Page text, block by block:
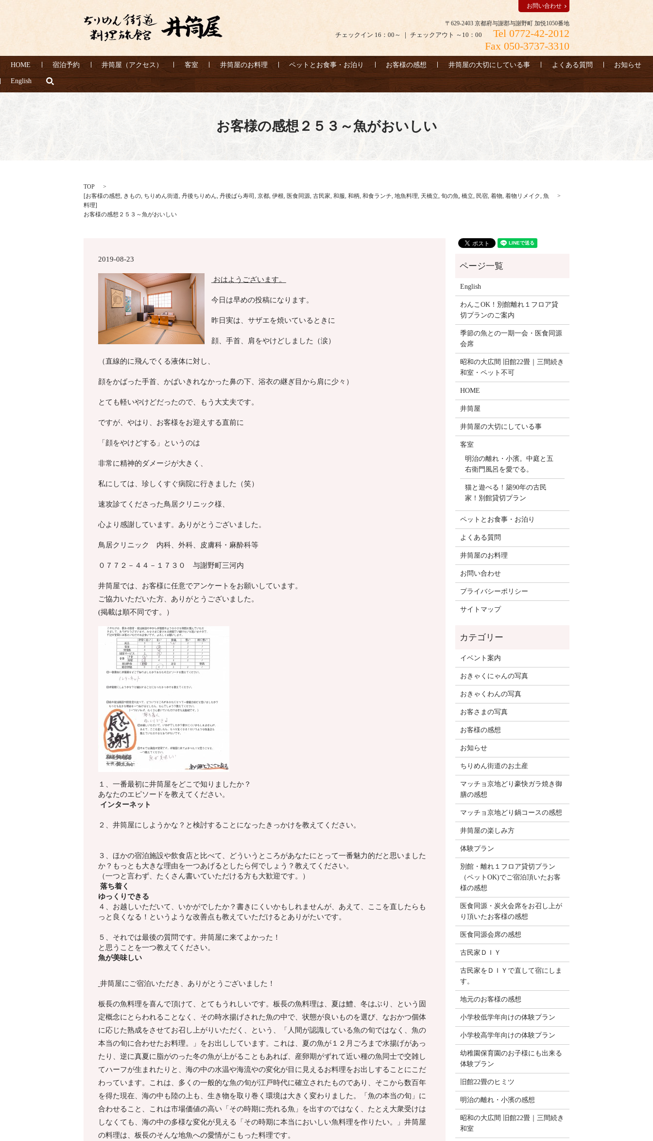
〒629-2403 京都府与謝郡与謝野町 加悦1050番地
チェックイン 16：00～ ｜ チェックアウト ～10：00
Tel 0772-42-2012
Fax 050-3737-3310
お問い合わせ
HOME 宿泊予約 井筒屋（アクセス） 客室 井筒屋のお料理 ペットとお食事・お泊り お客様の感想 井筒屋の大切にしている事 よくある質問 お知らせ
English
お客様の感想２５３～魚がおいしい
TOP
[お客様の感想, きもの, ちりめん街道, 丹後ちりめん, 丹後ばら寿司 , 京都, 伊根, 医食同源, 古民家, 和服, 和柄, 和食ランチ, 地魚料理, 天橋立, 旬の魚, 橋立, 民宿, 着物, 着物リメイク, 魚
料理]
お客様の感想２５３～魚がおいしい
2019-08-23
おはようございます。
今日は早めの投稿になります。
昨日実は、サザエを焼いているときに
顔、手首、肩をやけどしました（涙）
（直線的に飛んでくる液体に対し、
顔をかばった手首、かばいきれなかった鼻の下、浴衣の継ぎ目から肩に少々）
とても軽いやけどだったので、もう大丈夫です。
ですが、やはり、お客様をお迎えする直前に
「顔をやけどする」というのは
非常に精神的ダメージが大きく、
私にしては、珍しくすぐ病院に行きました（笑）
速攻診てくださった鳥居クリニック様、
心より感謝しています。ありがとうございました。
鳥居クリニック 内科、外科、皮膚科・麻酔科等
０７７２－４４－１７３０ 与謝野町三河内
井筒屋では、お客様に任意でアンケートをお願いしています。
ご協力いただいた方、ありがとうございました。
(掲載は順不同です。）
１、一番最初に井筒屋をどこで知りましたか？
あなたのエピソードを教えてください。
インターネット
２、井筒屋にしようかな？ と検討することになったきっかけを教えてください。
３、ほかの宿泊施設や飲食店と比べて、 どういうところがあなたにとって一番魅力的だと思いました
か？もっとも大きな理由を一つあげるとしたら何でしょう？ 教えてください。
（一つと言わず、たくさん書いていただける方も大歓迎です。）
落ち着く
ゆっくりできる
４、お越しいただいて、いかがでしたか？ 書きにくいかもしれませんが、 あえて、ここを直したらも
っと良くなる！ というような改善点も教えていただけるとありがたいです。
５、それでは最後の質問です。井筒屋に来てよかった！
と思うことを一つ教えてください。
魚が美味しい
井筒屋にご宿泊いただき、ありがとうございました！
板長の魚料理を喜んで頂けて、とてもうれしいです。板長の魚料理は、夏は鱧、冬はぶり、という固
定概念にとらわれることなく、その時水揚げされた魚の中で、状態が良いものを選び、なおかつ個体
に応じた熟成をさせてお召し上がりいただく、という、「人間が認識している魚の旬ではなく、魚の
本当の旬に合わせたお料理。」をお出ししています。これは、夏の魚が１２月ごろまで水揚げがあっ
たり、逆に真夏に脂がのった冬の魚が上がることもあれば、産卵期がずれて近い種の魚同士で交雑し
てハーフが生まれたりと、海の中の水温や海流やの変化が目に見えるお料理をお出しすることにこだ
わっています。これは、多くの一般的な魚の旬が江戸時代に確立されたものであり、そこから数百年
を得た現在、海の中も陸の上も、生き物を取り巻く環境は大きく変わりました。「魚の本当の旬」に
合わせること、これは市場価値の高い「その時期に売れる魚」を出すのではなく、たとえ大衆受けは
しなくても、海の中の多様な変化が見える「その時期に本当においしい魚料理を作りたい。」井筒屋
の料理は、板長のそんな地魚への愛情がこもった料理です。
English
わんこOK！別館離れ１フロア貸
切プランのご案内
季節の魚との一期一会・医食同源
会席
昭和の大広間 旧館22畳｜三間続き
和室・ペット不可
HOME
井筒屋
井筒屋の大切にしている事
客室
明治の離れ・小濱。中庭と五
右衛門風呂を愛でる。
猫と遊べる！築90年の古民
家！別館貸切プラン
ペットとお食事・お泊り
よくある質問
井筒屋のお料理
お問い合わせ
プライバシーポリシー
サイトマップ
イベント案内
おきゃくにゃんの写真
おきゃくわんの写真
お客さまの写真
お客様の感想
お知らせ
ちりめん街道のお土産
マッチョ京地どり豪快ガラ焼き御
膳の感想
マッチョ京地どり鍋コースの感想
井筒屋の楽しみ方
体験プラン
別館・離れ１フロア貸切プラン
（ペットOK)でご宿泊頂いたお客
様の感想
医食同源・炭火会席をお召し上が
り頂いたお客様の感想
医食同源会席の感想
古民家ＤＩＹ
古民家をＤＩＹで直して宿にしま
す。
地元のお客様の感想
小学校低学年向けの体験プラン
小学校高学年向けの体験プラン
幼稚園保育園のお子様にも出来る
体験プラン
旧館22畳のヒミツ
明治の離れ・小濱の感想
昭和の大広間 旧館22畳｜三間続き
和室